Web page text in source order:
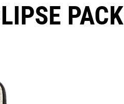
PACK